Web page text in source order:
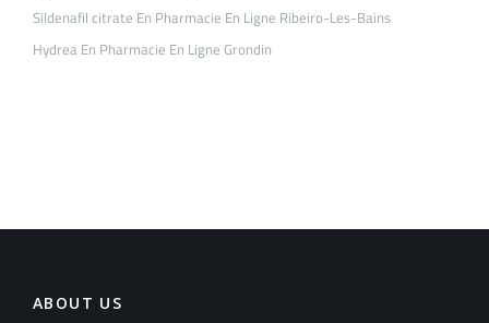
Sildenafil citrate En Pharmacie En Ligne Ribeiro-Les-Bains
Hydrea En Pharmacie En Ligne Grondin
ABOUT US